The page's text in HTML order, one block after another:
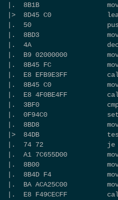
|.  8B1B
|>  8D45 C0
|.  50
|.  8BD3
|.  4A
|.  B9 02000000
|.  8B45 FC
|.  E8 EFB9E3FF
|.  8B45 C0
|.  E8 4F0BE4FF
|.  3BF0
|.  0F94C0
|.  8BD8
|>  84DB
|.  74 72
|.  A1 7C655D00
|.  8B00
|.  8B4D F4
|.  BA ACA25C00
|.  E8 F49CECFF